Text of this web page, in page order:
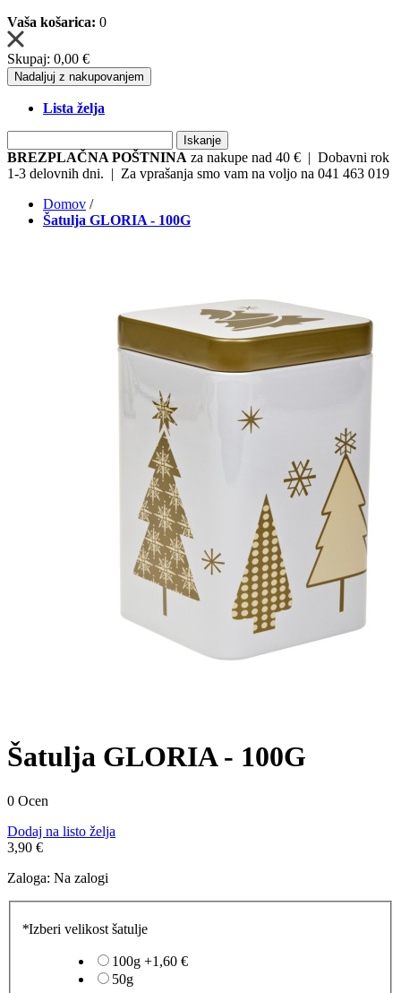
Vaša košarica: 0
Skupaj: 0,00 €
Nadaljuj z nakupovanjem
Lista želja
Iskanje
BREZPLAČNA POŠTNINA za nakupe nad 40 € | Dobavni rok
1-3 delovnih dni. | Za vprašanja smo vam na voljo na 041 463 019
Domov /
Šatulja GLORIA - 100G
Šatulja GLORIA - 100G
0 Ocen
Dodaj na listo želja
3,90 €
Zaloga: Na zalogi
*Izberi velikost šatulje
100g +1,60 €
50g